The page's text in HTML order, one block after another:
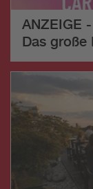
ANZEIGE
Das große